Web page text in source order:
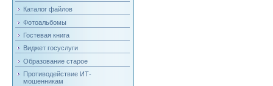
Каталог файлов
Фотоальбомы
Гостевая книга
Виджет госуслуги
Образование старое
Противодействие ИТ-
мошенникам